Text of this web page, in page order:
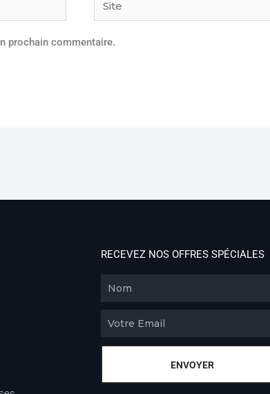
prochain commentaire.
RECEVEZ NOS OFFRES SPÉCIALES
ENVOYER